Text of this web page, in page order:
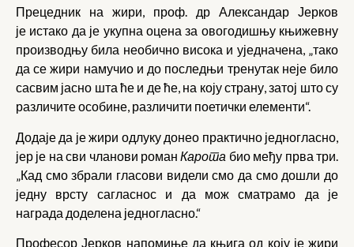
Прецедник на жири, проф. др Александар Јерков
је истако да је укупна оцена за овогодишњу књижевну
производњу била необично висока и уједначена, „тако
да се жири намучио и до последњи тренутак неје било
сасвим јасно шта ће и де ће, на коју страну, затој што су
различите особине, различити поетички елементи“.
Додаје да је жири одлуку донео практично једногласно,
јер је на сви чланови романКарота био међу прва три.
„Кад смо збрали гласови видели смо да смо дошли до
једну врсту сагласнос и да мож сматрамо да је
награда доделена једногласно.“
Професор Јерков напомиње да књига од коју је жири